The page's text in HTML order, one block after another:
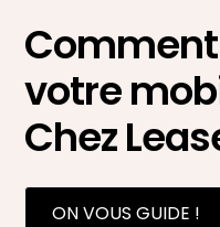
votre
Chez
ON VOUS GUIDE !